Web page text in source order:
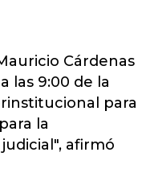
Cárdenas
las 9:00 de la
para
la
afirmó